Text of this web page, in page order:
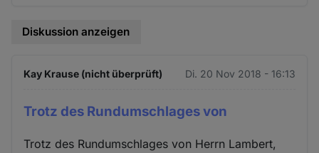
Diskussion anzeigen
Kay Krause (nicht überprüft) Di. 20 Nov 2018 - 16:13
Trotz des Rundumschlages von
Trotz des Rundumschlages von Herrn Lambert,